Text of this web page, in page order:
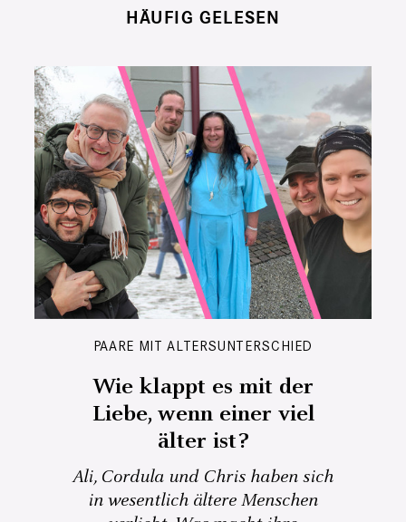
HÄUFIG GELESEN
PAARE MIT ALTERSUNTERSCHIED
Wie klappt es mit der
Liebe, wenn einer viel
älter ist?
Ali, Cordula und Chris haben sich
in wesentlich ältere Menschen